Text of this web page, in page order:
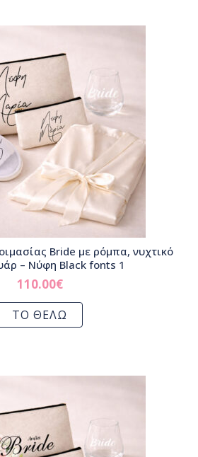
Bride με ρόμπα, νυχτικό
– Νύφη Black fonts 1
110.00€
ΤΟ ΘΕΛΩ